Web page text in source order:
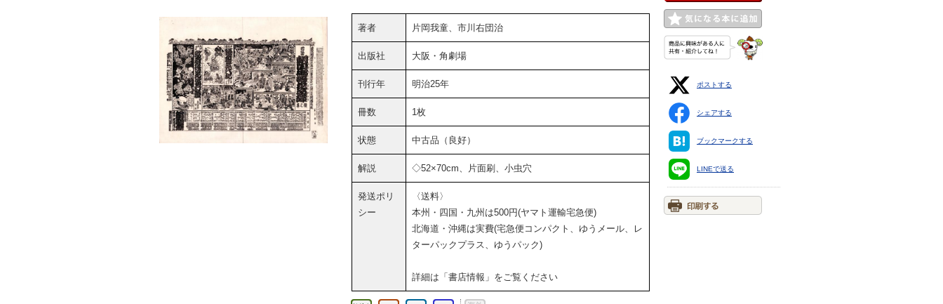
著者 片岡我童、市川右団治
出版社 大阪・角劇場
刊行年 明治25年
冊数 1枚
状態 中古品（良好）
解説 ◇52×70cm、片面刷、小虫穴
発送ポリ
シー
〈送料〉
本州・四国・九州は500円(ヤマト運輸宅急便)
北海道・沖縄は実費(宅急便コンパクト、ゆうメール、レ
ターパックプラス、ゆうパック)
詳細は「書店情報」をご覧ください
ポストする
シェアする
ブックマークする
LINEで送る